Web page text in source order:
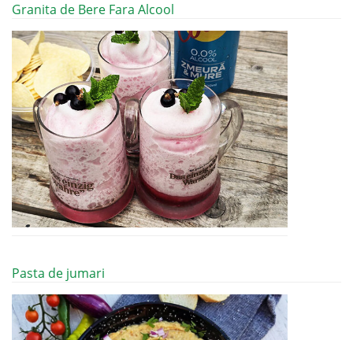
Granita de Bere Fara Alcool
Pasta de jumari